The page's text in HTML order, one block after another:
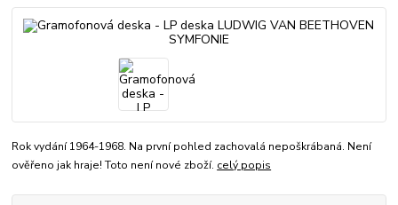
Rok vydání 1964-1968. Na první pohled zachovalá nepoškrábaná. Není
ověřeno jak hraje! Toto není nové zboží. celý popis